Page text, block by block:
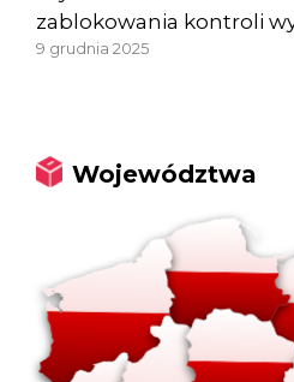
zablokowania kontroli
9 grudnia 2025
Województwa